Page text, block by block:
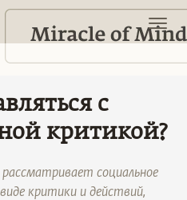
с
критикой?
социальное
критики и действий,